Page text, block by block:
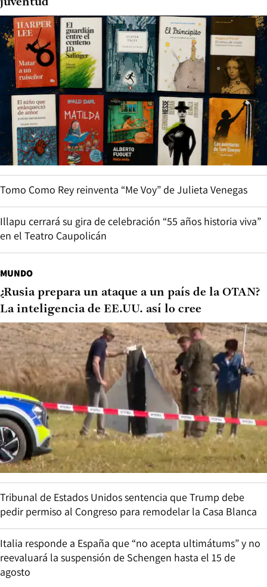
Tomo Como Rey reinventa “Me Voy” de Julieta Venegas
Illapu cerrará su gira de celebración “55 años historia viva”
en el Teatro Caupolicán
MUNDO
¿Rusia prepara un ataque a un país de la OTAN?
La inteligencia de EE.UU. así lo cree
Tribunal de Estados Unidos sentencia que Trump debe
pedir permiso al Congreso para remodelar la Casa Blanca
Italia responde a España que “no acepta ultimátums” y no
reevaluará la suspensión de Schengen hasta el 15 de
agosto